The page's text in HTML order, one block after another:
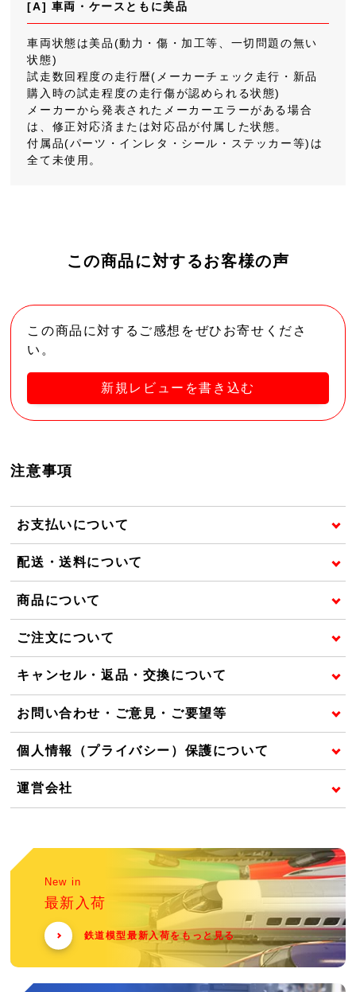
[A] 車両・ケースともに美品
車両状態は美品(動力・傷・加工等、一切問題の無い
状態)
試走数回程度の走行暦(メーカーチェック走行・新品
購入時の試走程度の走行傷が認められる状態)
メーカーから発表されたメーカーエラーがある場合
は、修正対応済または対応品が付属した状態。
付属品(パーツ・インレタ・シール・ステッカー等)は
全て未使用。
この商品に対するお客様の声
この商品に対するご感想をぜひお寄せくださ
い。
新規レビューを書き込む
注意事項
お支払いについて
配送・送料について
商品について
ご注文について
キャンセル・返品・交換について
お問い合わせ・ご意見・ご要望等
個人情報（プライバシー）保護について
運営会社
New in
最新入荷
鉄道模型最新入荷をもっと見る